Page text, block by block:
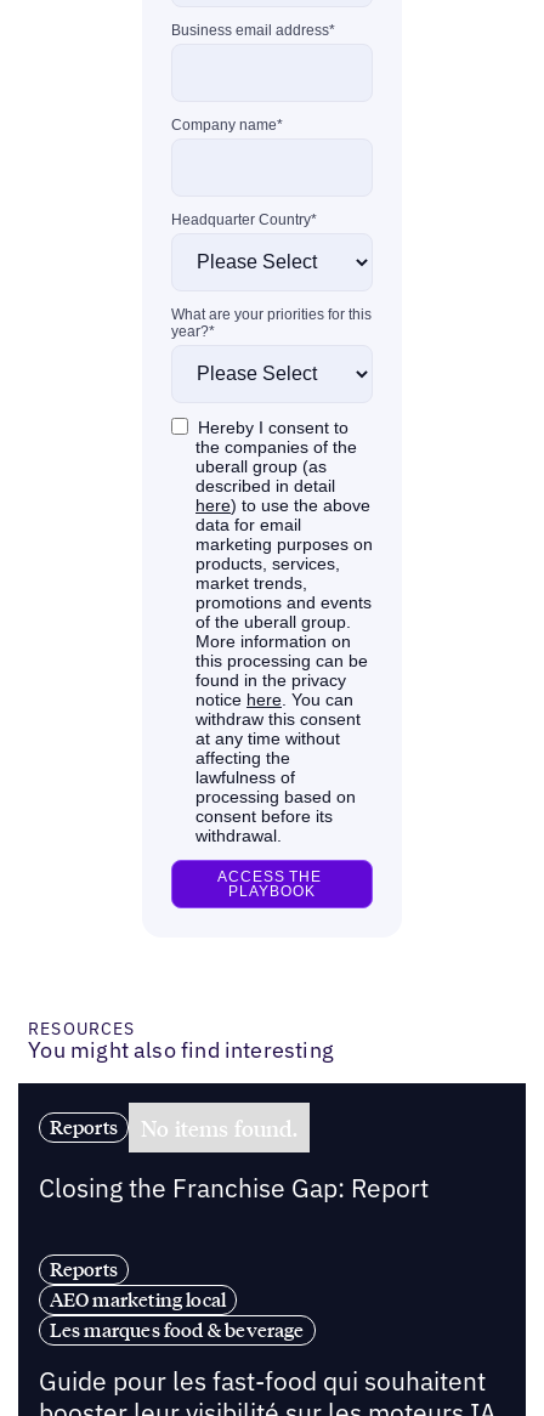
RESOURCES
You might also find interesting
Reports No items found.
Closing the Franchise Gap: Report
Reports
AEO marketing local
Les marques food & beverage
Guide pour les fast-food qui souhaitent